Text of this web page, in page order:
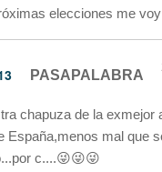
elecciones me
PASAPALABRA
chapuza de la exmejor
España,menos mal que
c....😜😜😜